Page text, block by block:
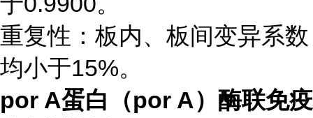
重复性：板内、板间变异系数
均小于15%。
por A蛋白（por A）酶联免疫